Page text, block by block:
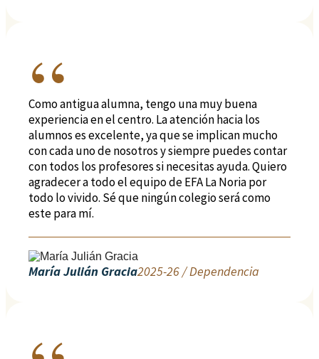
Como antigua alumna, tengo una muy buena
experiencia en el centro. La atención hacia los
alumnos es excelente, ya que se implican mucho
con cada uno de nosotros y siempre puedes contar
con todos los profesores si necesitas ayuda. Quiero
agradecer a todo el equipo de EFA La Noria por
todo lo vivido. Sé que ningún colegio será como
este para mí.
María Julián Gracia2025-26 / Dependencia